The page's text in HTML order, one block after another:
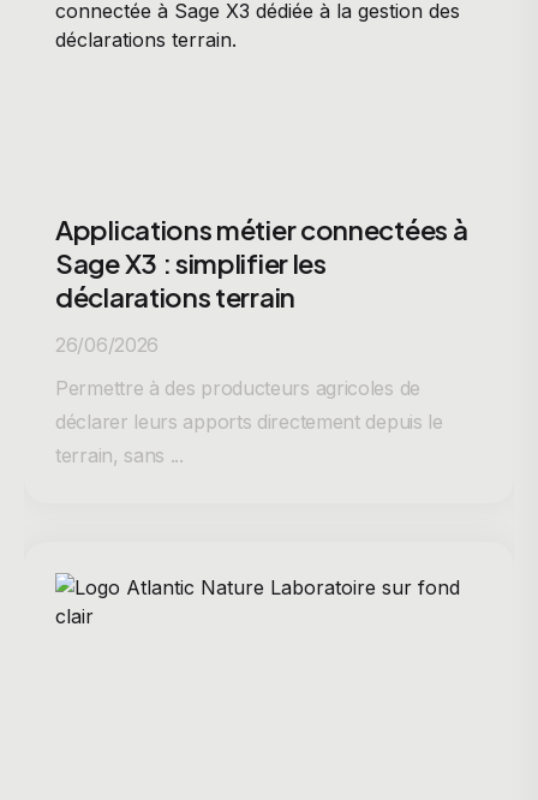
Applications métier connectées à
Sage X3 : simplifier les
déclarations terrain
26/06/2026
Permettre à des producteurs agricoles de
déclarer leurs apports directement depuis le
terrain, sans ...